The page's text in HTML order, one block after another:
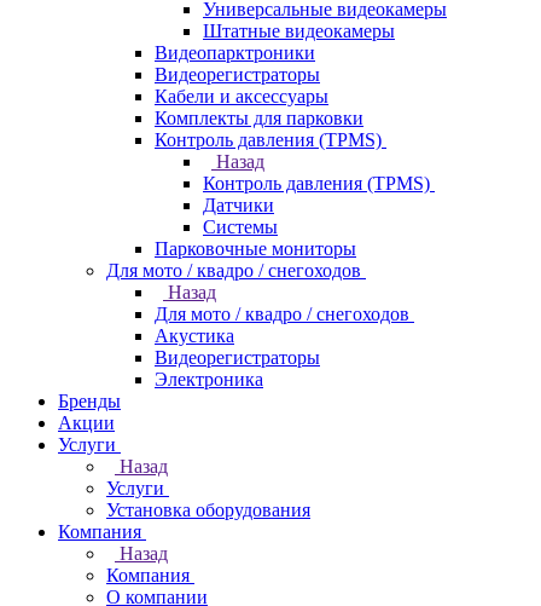
Универсальные видеокамеры
Штатные видеокамеры
Видеопарктроники
Видеорегистраторы
Кабели и аксессуары
Комплекты для парковки
Контроль давления (TPMS)
Назад
Контроль давления (TPMS)
Датчики
Системы
Парковочные мониторы
Для мото / квадро / снегоходов
Назад
Для мото / квадро / снегоходов
Акустика
Видеорегистраторы
Электроника
Бренды
Акции
Услуги
Назад
Услуги
Установка оборудования
Компания
Назад
Компания
О компании